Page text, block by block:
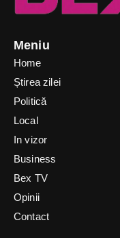
Meniu
Home
Știrea zilei
Politică
Local
In vizor
Business
Bex TV
Opinii
Contact